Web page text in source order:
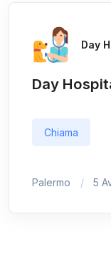
Day
Day
Chiama
Palermo 5